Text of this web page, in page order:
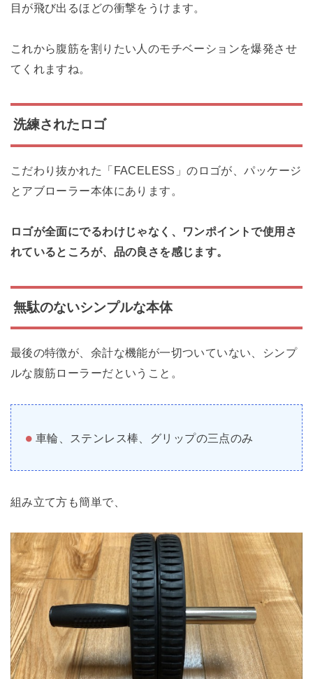
目が飛び出るほどの衝撃をうけます。
これから腹筋を割りたい人のモチベーションを爆発させ
てくれますね。
洗練されたロゴ
こだわり抜かれた「FACELESS」のロゴが、パッケージ
とアブローラー本体にあります。
ロゴが全面にでるわけじゃなく、ワンポイントで使用さ
れているところが、品の良さを感じます。
無駄のないシンプルな本体
最後の特徴が、余計な機能が一切ついていない、シンプ
ルな腹筋ローラーだということ。
車輪、ステンレス棒、グリップの三点のみ
組み立て方も簡単で、